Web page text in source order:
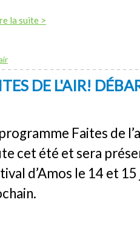
la suite >
DE L'AIR!
Faites de
cet été et sera
d’Amos le 14 et